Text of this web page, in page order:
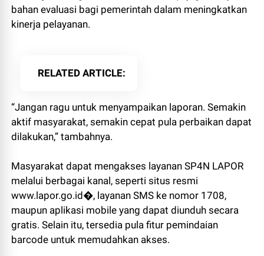
bahan evaluasi bagi pemerintah dalam meningkatkan
kinerja pelayanan.
RELATED ARTICLE
“Jangan ragu untuk menyampaikan laporan. Semakin
aktif masyarakat, semakin cepat pula perbaikan dapat
dilakukan,” tambahnya.
Masyarakat dapat mengakses layanan SP4N LAPOR
melalui berbagai kanal, seperti situs resmi
www.lapor.go.id⁠�, layanan SMS ke nomor 1708,
maupun aplikasi mobile yang dapat diunduh secara
gratis. Selain itu, tersedia pula fitur pemindaian
barcode untuk memudahkan akses.